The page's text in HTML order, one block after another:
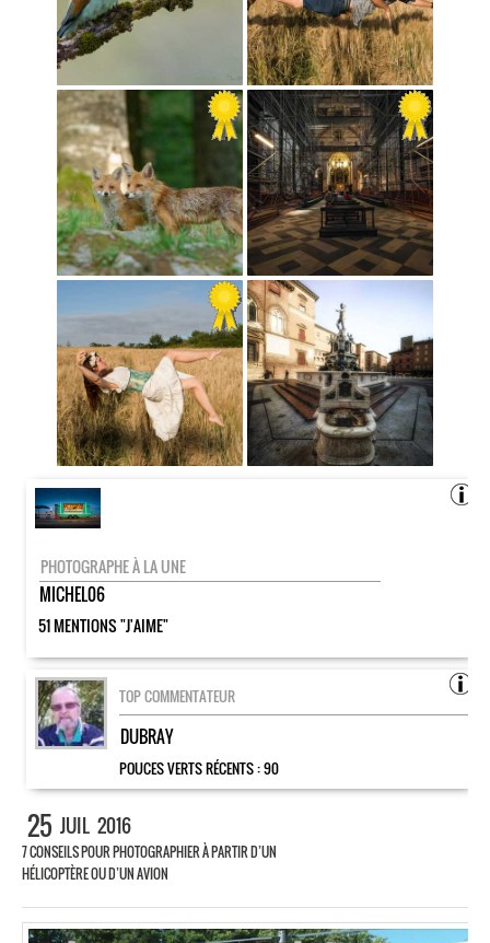
PHOTOGRAPHE À LA UNE
MICHEL06
51 MENTIONS "J'AIME"
TOP COMMENTATEUR
DUBRAY
POUCES VERTS RÉCENTS :90
25 JUIL 2016
7 CONSEILS POUR PHOTOGRAPHIER À PARTIR D’UN
HÉLICOPTÈRE OU D’UN AVION